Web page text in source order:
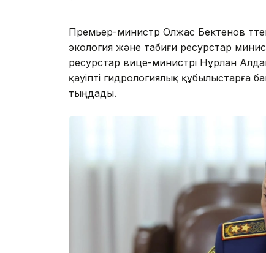
Премьер-министр Олжас Бектенов
экология және табиғи ресурстар
ресурстар вице-министрі Нұрлан
қауіпті гидрологиялық құбылыстарға
тыңдады.